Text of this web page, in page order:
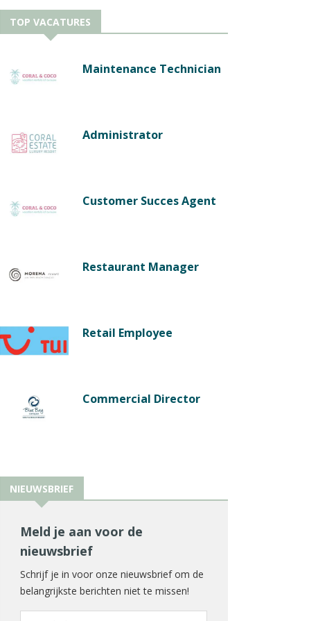
TOP VACATURES
Maintenance Technician
Administrator
Customer Succes Agent
Restaurant Manager
Retail Employee
Commercial Director
NIEUWSBRIEF
Meld je aan voor de
nieuwsbrief
Schrijf je in voor onze nieuwsbrief om de
belangrijkste berichten niet te missen!